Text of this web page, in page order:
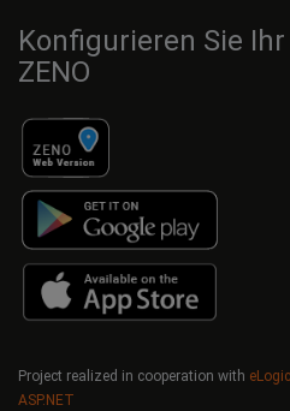
Konfigurieren Sie
ZENO
Project realized in cooperation with eLogic
ASP.NET